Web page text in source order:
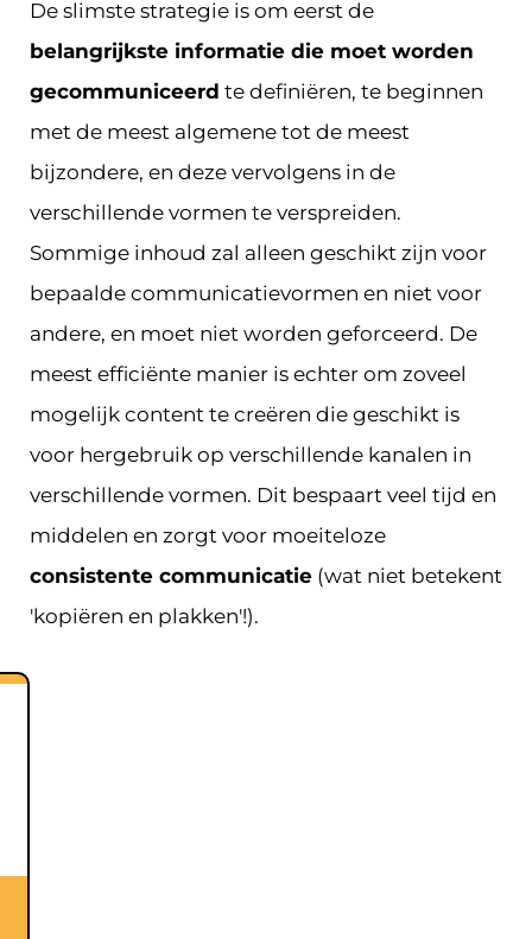
De slimste strategie is om eerst de
belangrijkste informatie die moet worden
gecommuniceerd te definiëren, te beginnen
met de meest algemene tot de meest
bijzondere, en deze vervolgens in de
verschillende vormen te verspreiden.
Sommige inhoud zal alleen geschikt zijn voor
bepaalde communicatievormen en niet voor
andere, en moet niet worden geforceerd. De
meest efficiënte manier is echter om zoveel
mogelijk content te creëren die geschikt is
voor hergebruik op verschillende kanalen in
verschillende vormen. Dit bespaart veel tijd en
middelen en zorgt voor moeiteloze
consistente communicatie (wat niet betekent
'kopiëren en plakken'!).